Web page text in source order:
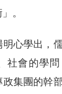
。
心學出，
社會的學
政集團的幹